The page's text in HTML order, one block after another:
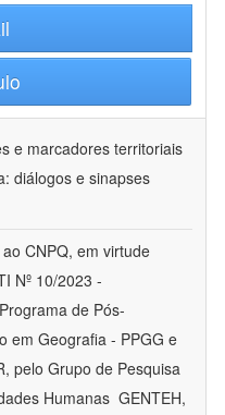
e marcadores territoriais
diálogos e sinapses
CNPQ, em virtude
Nº 10/2023 -
de Pós-
em Geografia - PPGG e
pelo Grupo de Pesquisa
Humanas  GENTEH,